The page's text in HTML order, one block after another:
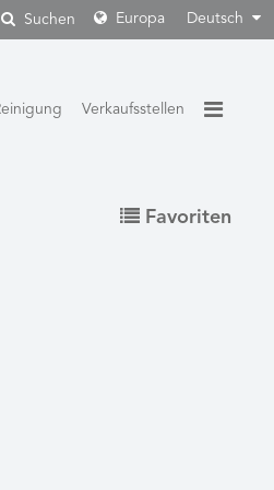
Suchen Europa Deutsch
Reinigung Verkaufsstellen
Favoriten